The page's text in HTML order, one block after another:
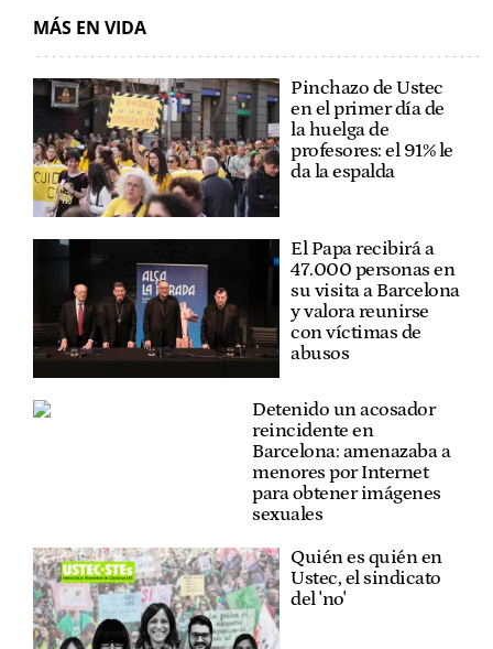
MÁS EN VIDA
Pinchazo de Ustec
en el primer día de
la huelga de
profesores: el 91% le
da la espalda
El Papa recibirá a
47.000 personas en
su visita a Barcelona
y valora reunirse
con víctimas de
abusos
Detenido un acosador
reincidente en
Barcelona: amenazaba a
menores por Internet
para obtener imágenes
sexuales
Quién es quién en
Ustec, el sindicato
del 'no'